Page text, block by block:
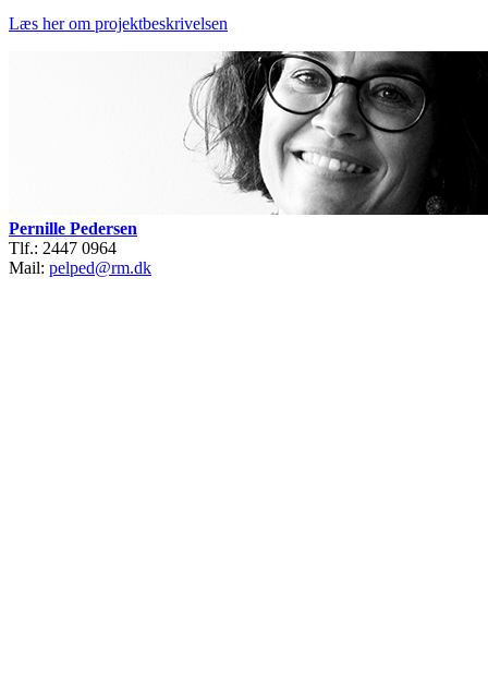
Læs her om projektbeskrivelsen
Pernille Pedersen
Tlf.: 2447 0964
Mail: pelped@rm.dk